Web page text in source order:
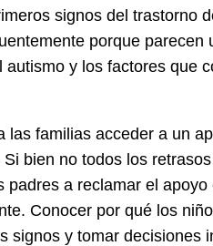
signos del trastorno
porque parecen
y los factores que
las familias acceder a un
bien no todos los
a reclamar el
Conocer por qué los
signos y tomar decisiones